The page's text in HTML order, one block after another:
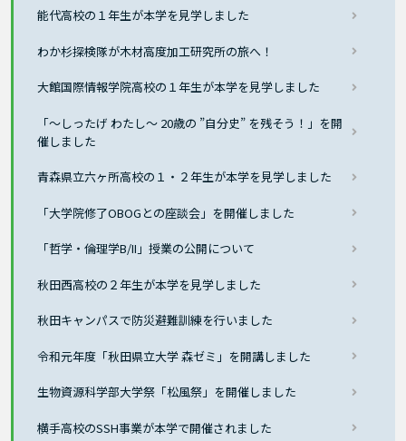
能代高校の１年生が本学を見学しました
わか杉探検隊が木材高度加工研究所の旅へ！
大館国際情報学院高校の１年生が本学を見学しました
「～しったげ わたし～ 20歳の ”自分史” を残そう！」を開
催しました
青森県立六ヶ所高校の１・２年生が本学を見学しました
「大学院修了OBOGとの座談会」を開催しました
「哲学・倫理学B/II」授業の公開について
秋田西高校の２年生が本学を見学しました
秋田キャンパスで防災避難訓練を行いました
令和元年度「秋田県立大学 森ゼミ」を開講しました
生物資源科学部大学祭「松風祭」を開催しました
横手高校のSSH事業が本学で開催されました